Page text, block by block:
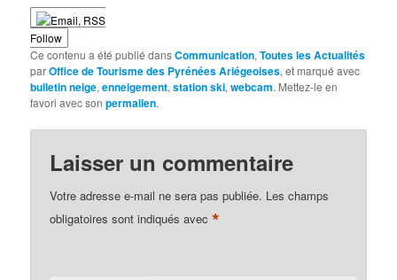
Follow
Ce contenu a été publié dansCommunication,Toutes les Actualités
parOffice de Tourisme des Pyrénées Ariégeoises, et marqué avec
bulletin neige,enneigement,station ski,webcam. Mettez-le en
favori avec sonpermalien.
Laisser un commentaire
Votre adresse e-mail ne sera pas publiée. Les champs
obligatoires sont indiqués avec*